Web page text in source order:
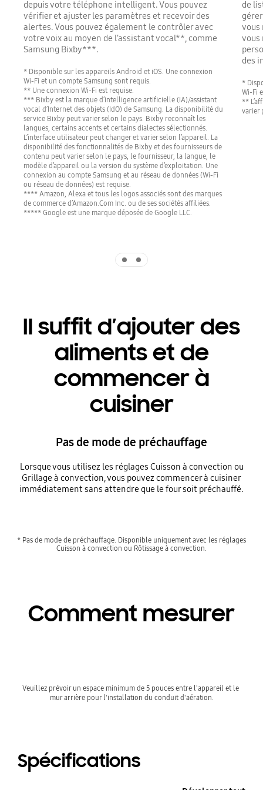
depuis votre téléphone intelligent. Vous pouvez
vérifier et ajuster les paramètres et recevoir des
alertes. Vous pouvez également le contrôler avec
votre voix au moyen de l’assistant vocal**, comme
Samsung Bixby***.
* Disponible sur les appareils Android et iOS. Une connexion
Wi-Fi et un compte Samsung sont requis.
** Une connexion Wi-Fi est requise.
*** Bixby est la marque d’intelligence artificielle (IA)/assistant
vocal d’Internet des objets (IdO) de Samsung. La disponibilité du
service Bixby peut varier selon le pays. Bixby reconnaît les
langues, certains accents et certains dialectes sélectionnés.
L’interface utilisateur peut changer et varier selon l’appareil. La
disponibilité des fonctionnalités de Bixby et des fournisseurs de
contenu peut varier selon le pays, le fournisseur, la langue, le
modèle d’appareil ou la version du système d’exploitation. Une
connexion au compte Samsung et au réseau de données (Wi-Fi
ou réseau de données) est requise.
**** Amazon, Alexa et tous les logos associés sont des marques
de commerce d’Amazon.Com Inc. ou de ses sociétés affiliées.
***** Google est une marque déposée de Google LLC.
de
vous
vous
des
*
Wi-Fi
**
varier
Il suffit d’ajouter des
aliments et de
commencer à
cuisiner
Pas de mode de préchauffage
Lorsque vous utilisez les réglages Cuisson à convection ou
Grillage à convection, vous pouvez commencer à cuisiner
immédiatement sans attendre que le four soit préchauffé.
* Pas de mode de préchauffage. Disponible uniquement avec les réglages
Cuisson à convection ou Rôtissage à convection.
Comment mesurer
Veuillez prévoir un espace minimum de 5 pouces entre l'appareil et le
mur arrière pour l'installation du conduit d'aération.
Spécifications